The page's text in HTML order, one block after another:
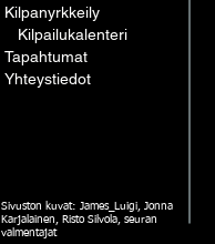
Kilpanyrkkeily
Kilpailukalenteri
Tapahtumat
Yhteystiedot
Sivuston kuvat: James_Luigi, Jonna
Karjalainen, Risto Silvola, seuran
valmentajat